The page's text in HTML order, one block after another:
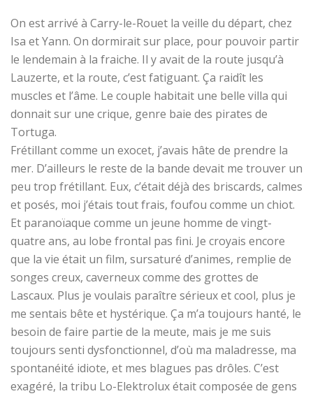
On est arrivé à Carry-le-Rouet la veille du départ, chez
Isa et Yann. On dormirait sur place, pour pouvoir partir
le lendemain à la fraiche. Il y avait de la route jusqu’à
Lauzerte, et la route, c’est fatiguant. Ça raidît les
muscles et l’âme. Le couple habitait une belle villa qui
donnait sur une crique, genre baie des pirates de
Tortuga.
Frétillant comme un exocet, j’avais hâte de prendre la
mer. D’ailleurs le reste de la bande devait me trouver un
peu trop frétillant. Eux, c’était déjà des briscards, calmes
et posés, moi j’étais tout frais, foufou comme un chiot.
Et paranoïaque comme un jeune homme de vingt-
quatre ans, au lobe frontal pas fini. Je croyais encore
que la vie était un film, sursaturé d’animes, remplie de
songes creux, caverneux comme des grottes de
Lascaux. Plus je voulais paraître sérieux et cool, plus je
me sentais bête et hystérique. Ça m’a toujours hanté, le
besoin de faire partie de la meute, mais je me suis
toujours senti dysfonctionnel, d’où ma maladresse, ma
spontanéité idiote, et mes blagues pas drôles. C’est
exagéré, la tribu Lo-Elektrolux était composée de gens